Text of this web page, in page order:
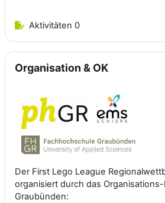
Aktivitäten 0
Organisation & OK
Der First Lego League
organisiert durch das
Graubünden: